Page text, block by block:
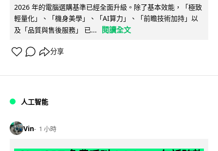
2026 年的電腦選購基準已經全面升級。除了基本效能，「極致
輕量化」、「機身美學」、「AI算力」、「前瞻技術加持」以
及「品質與售後服務」 已...
閱讀全文
分享
人工智能
Vin 1 小時